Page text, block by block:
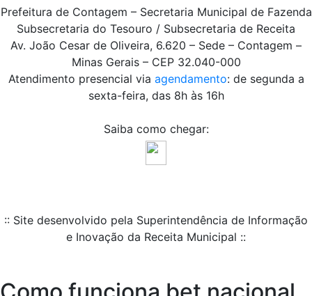
Prefeitura de Contagem – Secretaria Municipal de Fazenda
Subsecretaria do Tesouro / Subsecretaria de Receita
Av. João Cesar de Oliveira, 6.620 – Sede – Contagem –
Minas Gerais – CEP 32.040-000
Atendimento presencial via agendamento: de segunda a
sexta-feira, das 8h às 16h
Saiba como chegar:
:: Site desenvolvido pela Superintendência de Informação
e Inovação da Receita Municipal ::